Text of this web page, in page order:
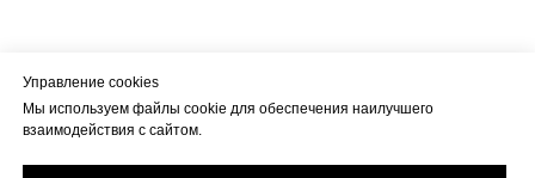
Управление cookies
Мы используем файлы cookie для обеспечения наилучшего
взаимодействия с сайтом.